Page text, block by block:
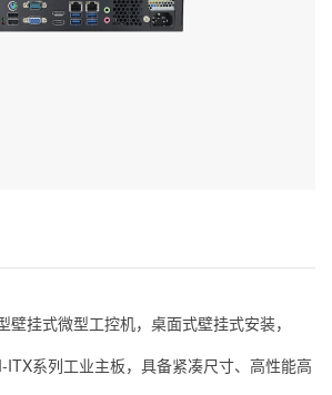
壁挂式微型工控机，桌面式壁挂式安装，
系列工业主板，具备紧凑尺寸、高性能高